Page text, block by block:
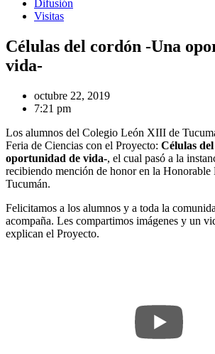
Difusión
Visitas
Células del cordón -Una
vida-
octubre 22, 2019
7:21 pm
Los alumnos del Colegio León XIII de
Feria de Ciencias con el Proyecto: Células
oportunidad de vida-, el cual pasó a la
recibiendo mención de honor en la Honorable
Tucumán.
Felicitamos a los alumnos y a toda la
acompaña. Les compartimos imágenes y un
explican el Proyecto.